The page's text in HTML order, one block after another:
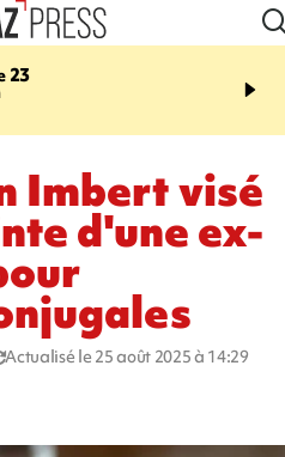
23
21:08
et Turquie scellent un
Imbert visé
d'une ex-
Actualisé le 25 août 2025 à 14:29